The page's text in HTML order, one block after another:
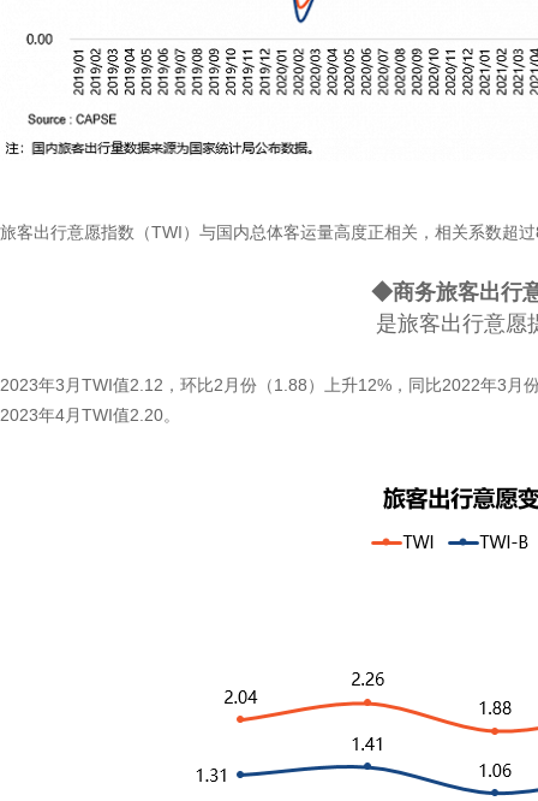
旅客出行意愿指数（TWI）与国内总体客运量高度正相关，相关系数超
◆商务旅客出行
是旅客出行意愿
2023年3月TWI值2.12，环比2月份（1.88）上升12%，同比2022年3月
2023年4月TWI值2.20。